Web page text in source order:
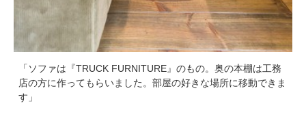
「ソファは『TRUCK FURNITURE』のもの。奥の本棚は工務
店の方に作ってもらいました。部屋の好きな場所に移動できま
す」